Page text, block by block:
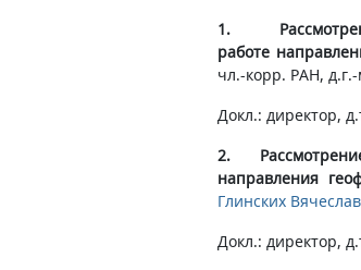
1.
работе
чл.-корр. РАН,
Докл.: директор,
2.
направления
Глинских
Докл.: директор,